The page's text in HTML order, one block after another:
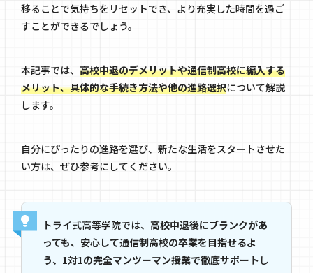
移ることで気持ちをリセットでき、より充実した時間を過ご
すことができるでしょう。
本記事では、 高校中退のデメリットや通信制高校に編入する
メリット、具体的な手続き方法や他の進路選択について解説
します。
自分にぴったりの進路を選び、新たな生活をスタートさせた
い方は、ぜひ参考にしてください。
トライ式高等学院では、 高校中退後にブランクがあ
っても、安心して通信制高校の卒業を目指せるよ
う、1対1の完全マンツーマン授業で徹底サポート し